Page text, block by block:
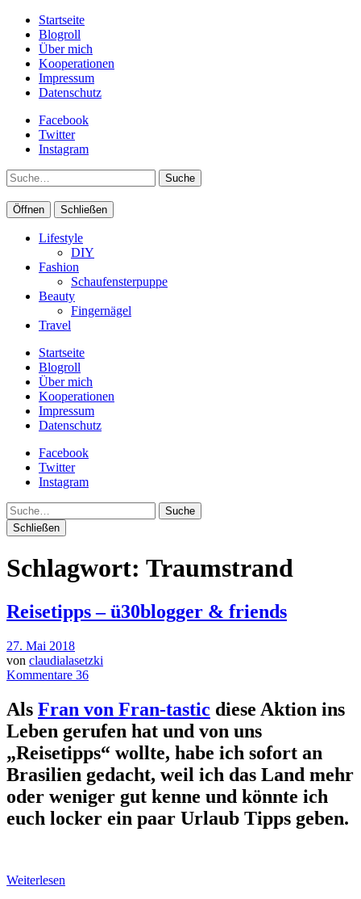
Startseite
Blogroll
Über mich
Kooperationen
Impressum
Datenschutz
Facebook
Twitter
Instagram
Suche
Öffnen Schließen
Lifestyle
DIY
Fashion
Schaufensterpuppe
Beauty
Fingernägel
Travel
Startseite
Blogroll
Über mich
Kooperationen
Impressum
Datenschutz
Facebook
Twitter
Instagram
Suche
Schließen
Schlagwort: Traumstrand
Reisetipps – ü30blogger & friends
27. Mai 2018
von claudialasetzki
Kommentare 36
Als Fran von Fran-tastic diese Aktion ins
Leben gerufen hat und von uns
„Reisetipps“ wollte, habe ich sofort an
Brasilien gedacht, weil ich das Land mehr
oder weniger gut kenne und könnte ich
euch locker ein paar Urlaub Tipps geben.
Weiterlesen